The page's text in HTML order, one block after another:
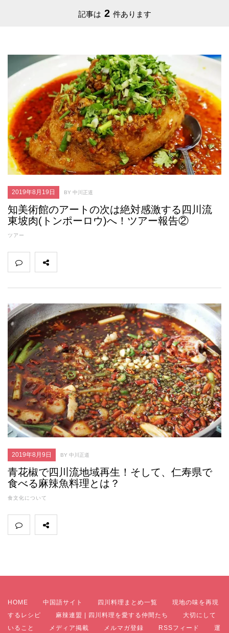
記事は 2 件あります
2019年8月19日 BY 中川正道
知美術館のアートの次は絶対感激する四川流
東坡肉(トンポーロウ)へ！ツアー報告②
ツアー
2019年8月9日 BY 中川正道
青花椒で四川流地域再生！そして、仁寿県で
食べる麻辣魚料理とは？
食文化について
HOME 中国語サイト 四川料理まとめ一覧
現地の味を再現
するレシピ
麻辣連盟 | 四川料理を愛する仲間たち
大切にして
いること
メディア掲載 メルマガ登録 RSSフィード 運